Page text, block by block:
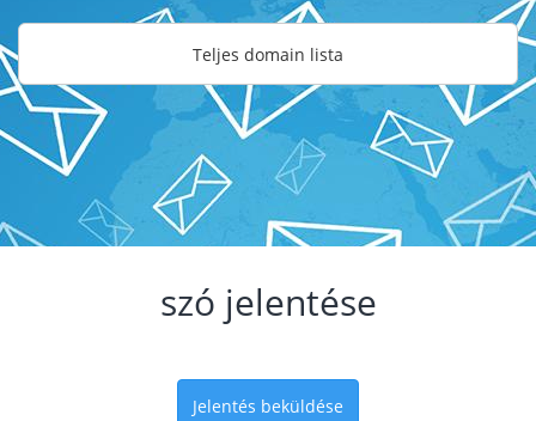
Teljes domain lista
szó jelentése
Jelentés beküldése